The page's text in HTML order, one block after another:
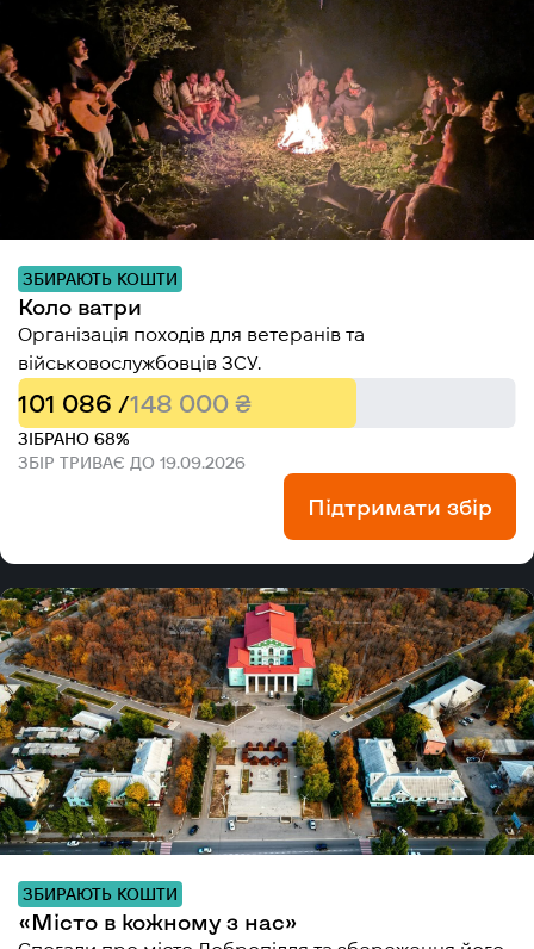
ЗБИРАЮТЬ КОШТИ
Коло ватри
Організація походів для ветеранів та
військовослужбовців ЗСУ.
101 086 /148 000 ₴
ЗІБРАНО 68%
ЗБІР ТРИВАЄ ДО 19.09.2026
Підтримати збір
ЗБИРАЮТЬ КОШТИ
«Місто в кожному з нас»